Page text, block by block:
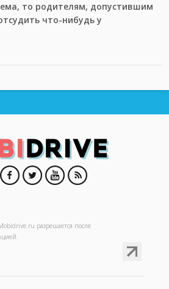
то родителям, допустившим
что-нибудь у
разрешается после